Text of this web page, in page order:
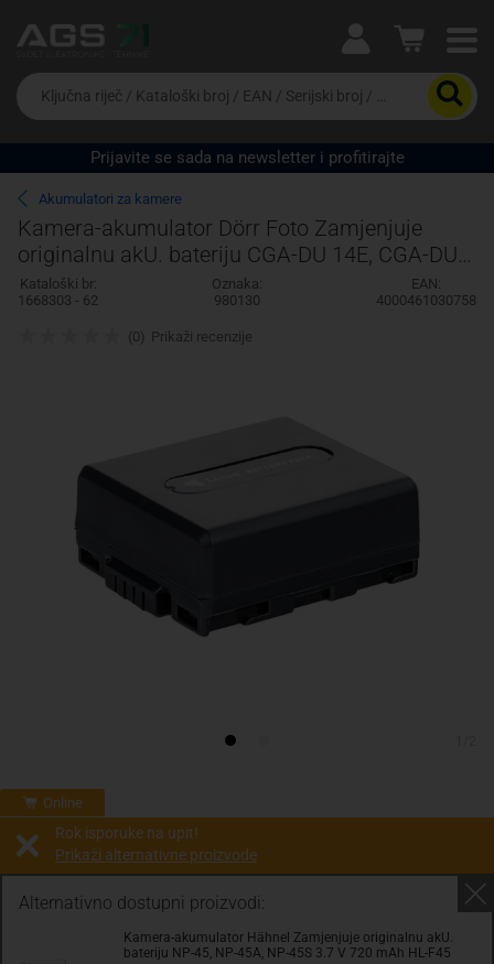
Ova postavka prilagođava asortiman proizvoda i
cijene vašim potrebama.
Da
biste
potražili
proizvod,
unesite
ključnu
riječ,
kataloški
broj,
EAN
ili
Prijavite se sada na newsletter i profitirajte
Akumulatori za kamere
Kamera-akumulator Dörr Foto Zamjenjuje
originalnu akU. bateriju CGA-DU 14E, CGA-DU
1B, CGR-DU 06, CGA-DU 07, CP-861 7.2 V 720
mA
Kataloški br:
1668303 - 62
Oznaka:
980130
EAN:
4000461030758
Online
Alternativno dostupni proizvodi:
Kamera-akumulator Hähnel Zamjenjuje originalnu akU.
bateriju NP-45, NP-45A, NP-45S 3.7 V 720 mAh HL-F45
Rok isporuke na upit!
Prikaži alternativne proizvode
Prodaja i slanje od: Architektengruppe S71 d.o.o.
Cijena na upit
(0) Prikaži recenzije